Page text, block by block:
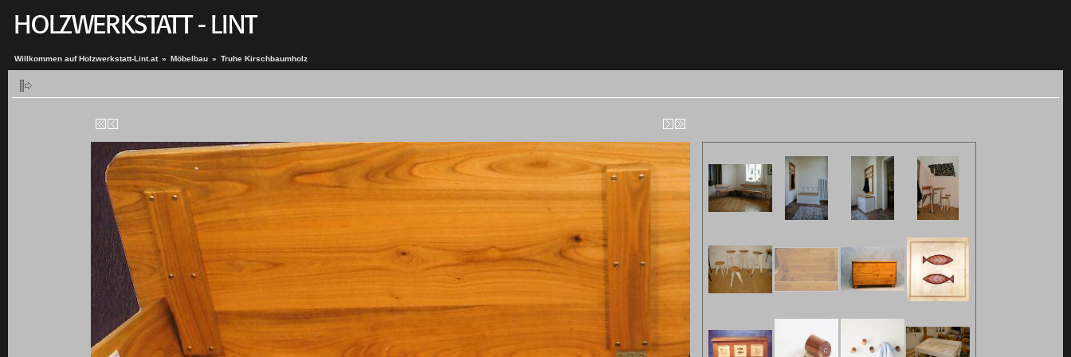
Willkommen auf Holzwerkstatt-Lint.at » Möbelbau » Truhe Kirschbaumholz